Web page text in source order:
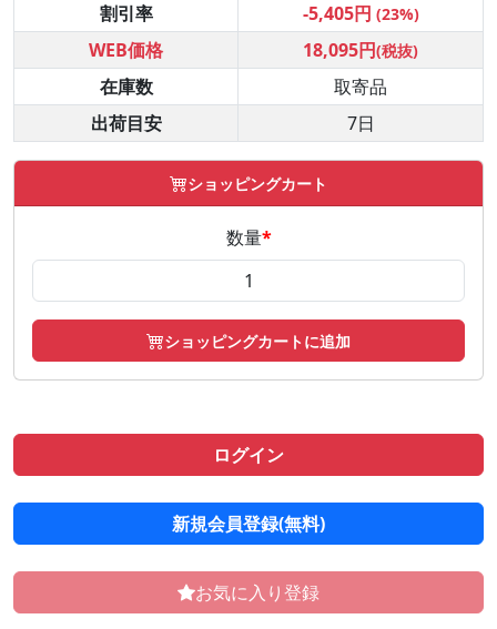
割引率 -5,405円 (23%)
WEB価格 18,095円(税抜)
在庫数
取寄品
出荷目安
7日
ショッピングカート
数量*
ショッピングカートに追加
ログイン
新規会員登録(無料)
お気に入り登録